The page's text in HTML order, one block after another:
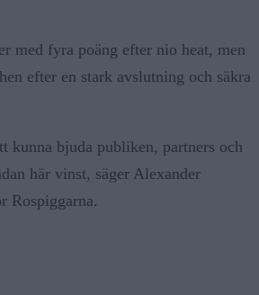
med fyra poäng efter nio heat, men
efter en stark avslutning och säkra
kunna bjuda publiken, partners och
här vinst, säger Alexander
Rospiggarna.